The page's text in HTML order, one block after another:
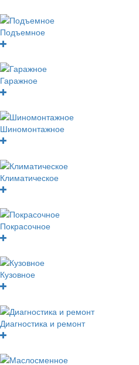
Подъемное
Гаражное
Шиномонтажное
Климатическое
Покрасочное
Кузовное
Диагностика и ремонт